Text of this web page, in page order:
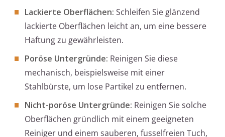
Lackierte Oberflächen: Schleifen Sie glänzend
lackierte Oberflächen leicht an, um eine bessere
Haftung zu gewährleisten.
Poröse Untergründe: Reinigen Sie diese
mechanisch, beispielsweise mit einer
Stahlbürste, um lose Partikel zu entfernen.
Nicht-poröse Untergründe: Reinigen Sie solche
Oberflächen gründlich mit einem geeigneten
Reiniger und einem sauberen, fusselfreien Tuch,